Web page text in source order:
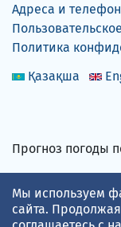
Адреса и
Политика
Қазақша
Прогноз погоды
Принимаем
Мы используем
сайта.